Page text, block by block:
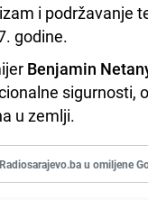
i podržavanje
godine.
Benjamin
sigurnosti,
u zemlji.
u omiljene